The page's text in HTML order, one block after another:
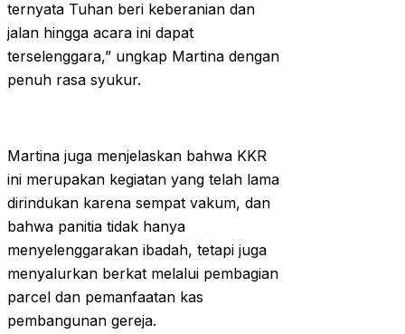
ternyata Tuhan beri keberanian dan
jalan hingga acara ini dapat
terselenggara,” ungkap Martina dengan
penuh rasa syukur.
Martina juga menjelaskan bahwa KKR
ini merupakan kegiatan yang telah lama
dirindukan karena sempat vakum, dan
bahwa panitia tidak hanya
menyelenggarakan ibadah, tetapi juga
menyalurkan berkat melalui pembagian
parcel dan pemanfaatan kas
pembangunan gereja.